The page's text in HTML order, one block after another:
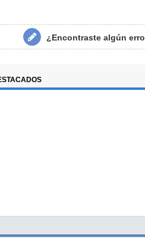
¿Encontraste algún